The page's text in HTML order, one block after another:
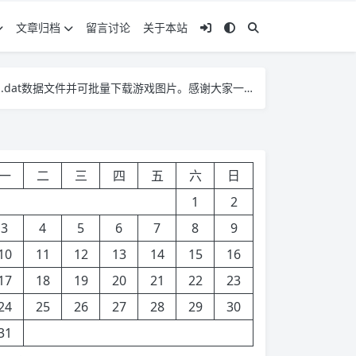
文章归档 留言讨论
关于本站
并可批量下载游戏图片。感谢大家一直以来的支持！
并可批量下载游戏图片。感谢大家一直以来的支持！
二 三 四 五 六
日
1
2
3
4 5 6 7 8
9
11 12 13 14 15
16
18 19 20 21 22
23
25 26 27 28 29
30